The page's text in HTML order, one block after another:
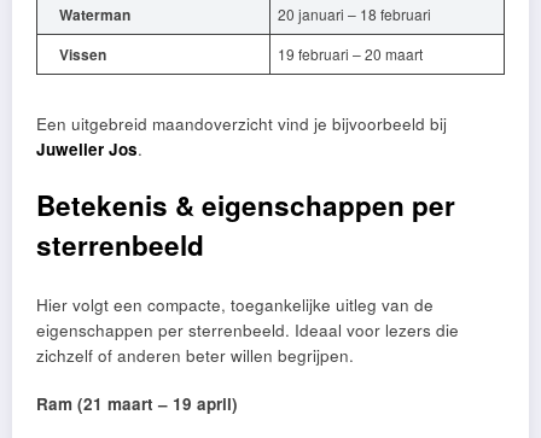
Waterman 20 januari – 18 februari
Vissen 19 februari – 20 maart
Een uitgebreid maandoverzicht vind je bijvoorbeeld bij
Juwelier Jos.
Betekenis & eigenschappen per
sterrenbeeld
Hier volgt een compacte, toegankelijke uitleg van de
eigenschappen per sterrenbeeld. Ideaal voor lezers die
zichzelf of anderen beter willen begrijpen.
Ram (21 maart – 19 april)